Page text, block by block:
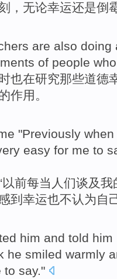
， 无论幸运还是倒
are also doing
of people
也在研究那些道德
作用 。
"Previously when
easy for me to
以前每当 人们谈及我
到 幸运也不认为 自
him and told
he smiled warmly
to say."